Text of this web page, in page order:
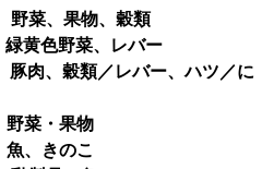
果物、穀類
野菜、レバー
肉、穀類／レバー、ハツ／に
・果物
のこ